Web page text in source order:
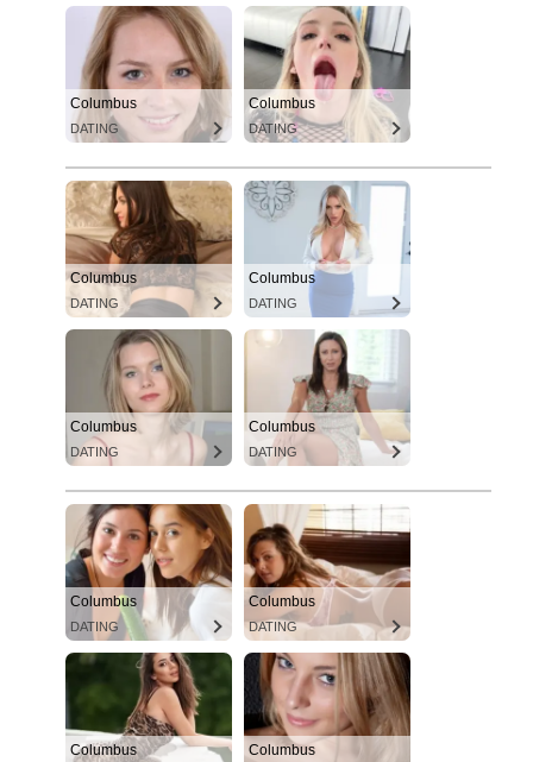
Columbus
DATING
Columbus
DATING
Columbus
DATING
Columbus
DATING
Columbus
DATING
Columbus
DATING
Columbus
DATING
Columbus
DATING
Columbus Columbus